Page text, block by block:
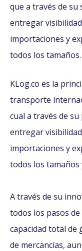
que a través de
entregar
importaciones y
todos los tamaños.
KLog.co es la
transporte
cual a través de
entregar
importaciones y
todos los tamaños
A través de su
todos los pasos
capacidad total de
de mercancías,